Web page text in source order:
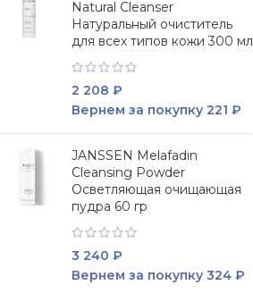
Natural Cleanser
Натуральный очиститель
для всех типов кожи 300 мл
2 208 ₽
Вернем за покупку 221 ₽
JANSSEN Melafadin
Cleansing Powder
Осветляющая очищающая
пудра 60 гр
3 240 ₽
Вернем за покупку 324 ₽